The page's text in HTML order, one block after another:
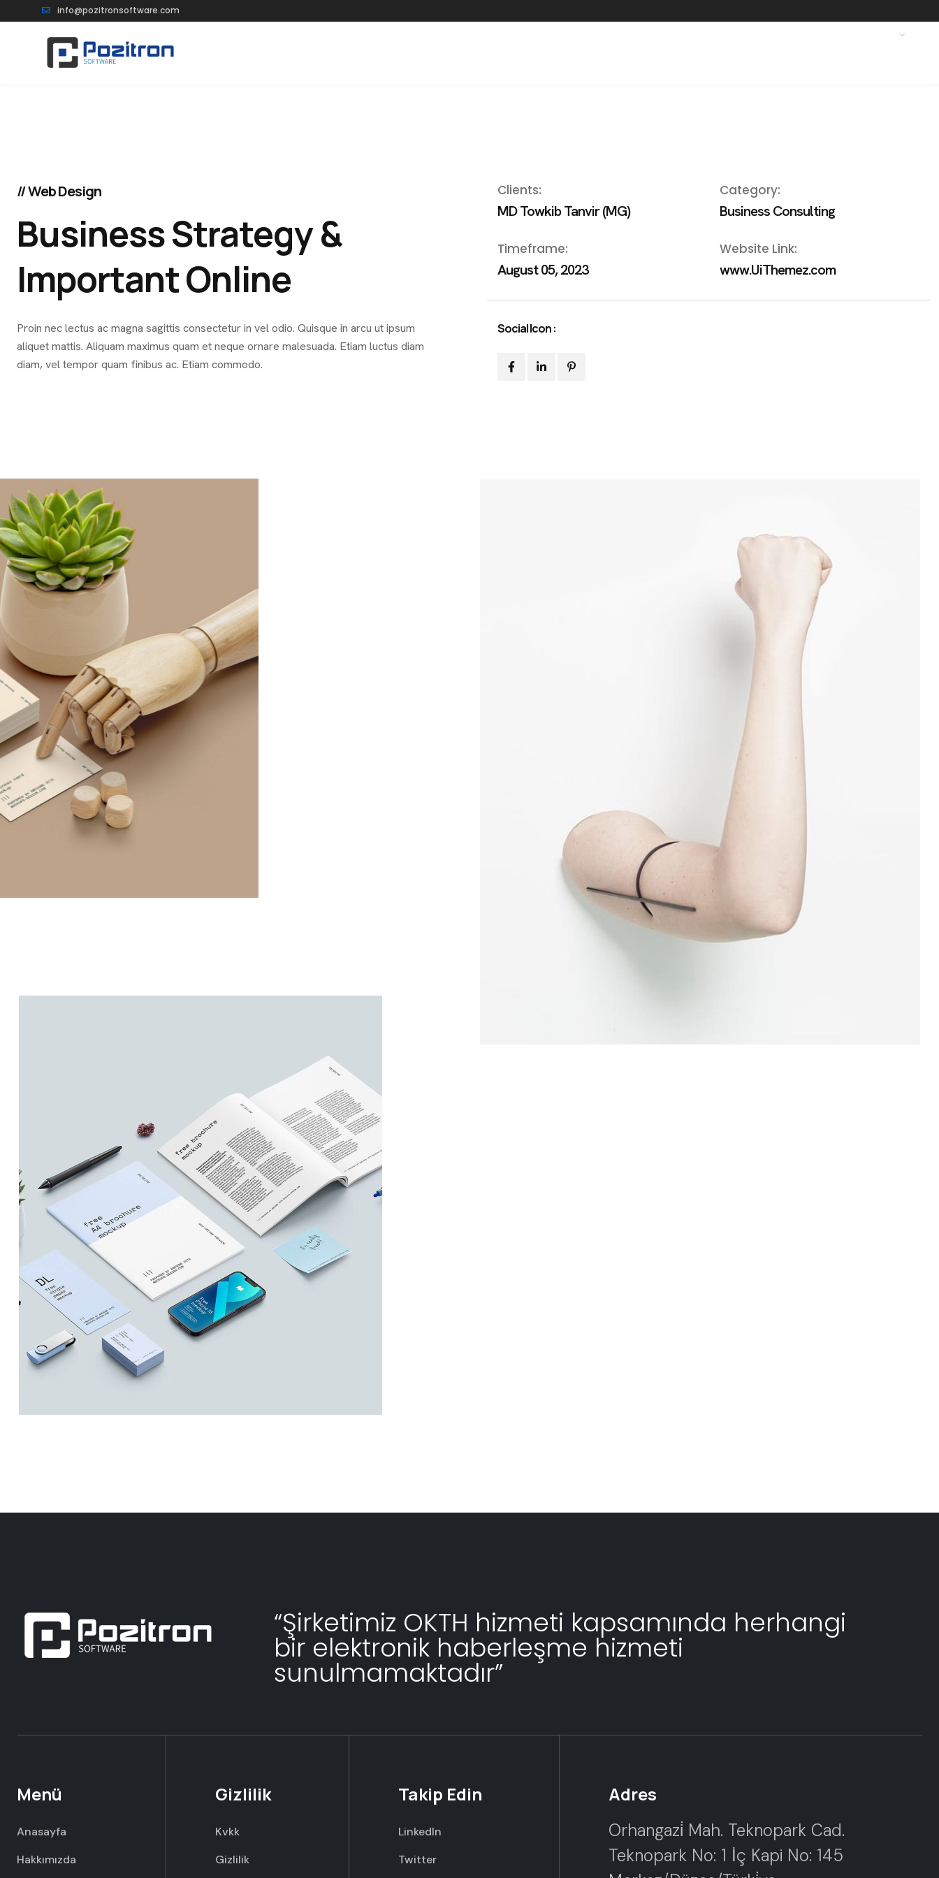
info@pozitronsoftware.com
// Web Design
Business Strategy &
Important Online
Proin nec lectus ac magna sagittis consectetur in vel odio. Quisque in arcu ut ipsum
aliquet mattis. Aliquam maximus quam et neque ornare malesuada. Etiam luctus diam
diam, vel tempor quam finibus ac. Etiam commodo.
Clients:
MD Towkib Tanvir (MG)
Timeframe:
August 05, 2023
Category:
Business Consulting
Website Link:
www.UiThemez.com
Social Icon :
“Şirketimiz OKTH hizmeti kapsamında herhangi
bir elektronik haberleşme hizmeti
sunulmamaktadır”
Menü
Anasayfa
Hakkımızda
Gizlilik
Kvkk
Gizlilik
Takip Edin
LinkedIn
Twitter
Adres
Orhangazi̇ Mah. Teknopark Cad.
Teknopark No: 1 İç Kapi No: 145